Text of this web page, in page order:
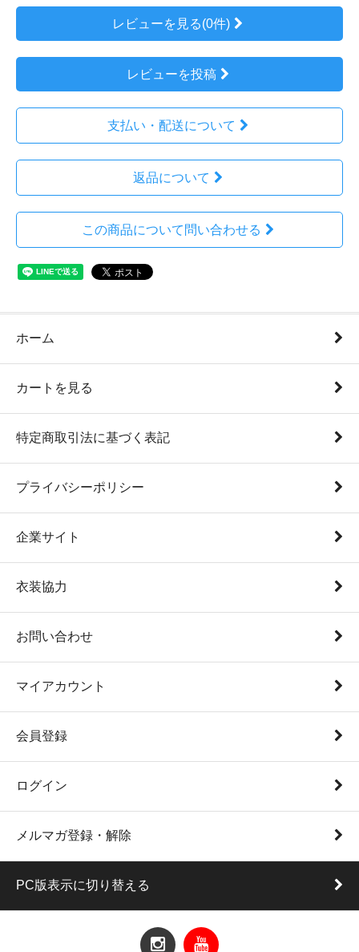
レビューを見る(0件)
レビューを投稿
支払い・配送について
返品について
この商品について問い合わせる
ホーム
カートを見る
特定商取引法に基づく表記
プライバシーポリシー
企業サイト
衣装協力
お問い合わせ
マイアカウント
会員登録
ログイン
メルマガ登録・解除
PC版表示に切り替える